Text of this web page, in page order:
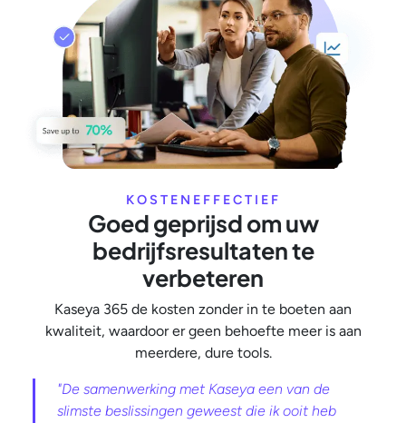
KOSTENEFFECTIEF
Goed geprijsd om uw
bedrijfsresultaten te
verbeteren
Kaseya 365 de kosten zonder in te boeten aan
kwaliteit, waardoor er geen behoefte meer is aan
meerdere, dure tools.
"De samenwerking met Kaseya een van de
slimste beslissingen geweest die ik ooit heb